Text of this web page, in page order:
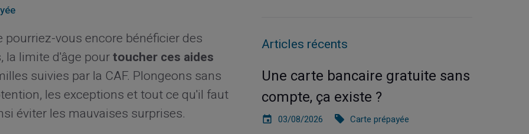
vous encore bénéficier des
la limite d'âge pourtoucher ces aides
suivies par la CAF. Plongeons sans
les exceptions et tout ce qu'il faut
éviter les mauvaises surprises.
Articles récents
Une carte bancaire gratuite sans
compte, ça existe ?
03/08/2026 Carte prépayée